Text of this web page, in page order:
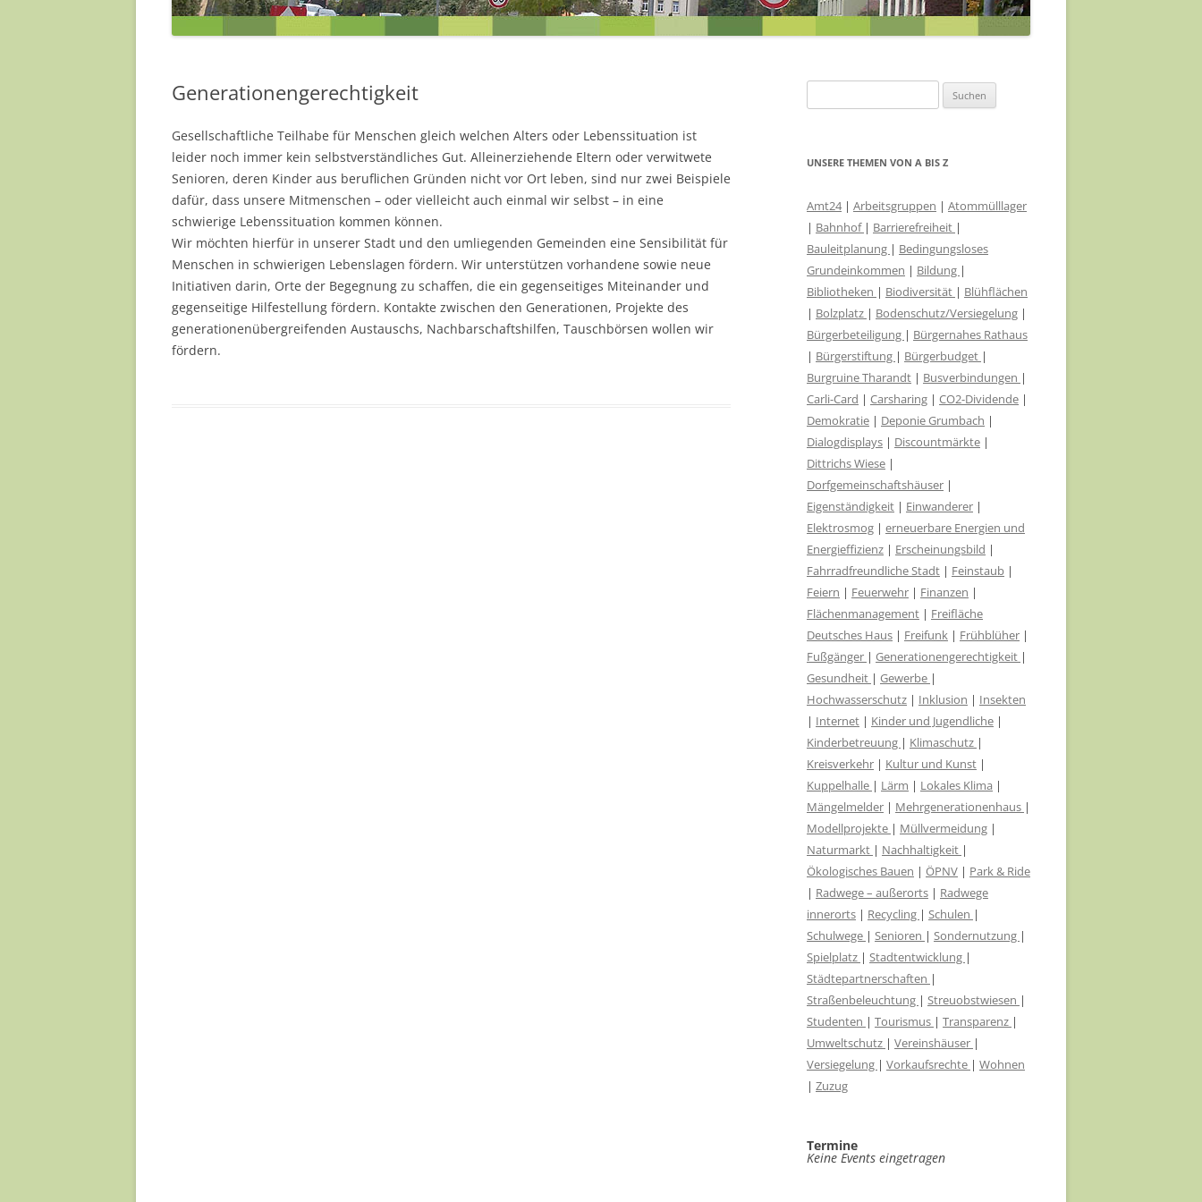
NADJA MÜLLER
PAULA SINAPIUS
REA SCHNEIDER
YVONNE BARTELD
… UND EINIGE MEHR
UNSERE ZIELE FÜR DIE ORTSTEILE
EINEN BLICK
ABWASSERKONZEPT
FÖRDERGERSDORF
SACHKUNDIGE FÜR KLIMASCHUTZ
EHRENNADEL FÜR UKRAINEHILFE
THARANDT
MEHR TRANSPARENZ
STADTRATSSITZUNGEN IM
ERBGERICHT
ÖKOSTROM FÜR THARANDT
RATSINFORMATIONSSYSTEM FÜR
ORTSCHAFTSRÄTE
THARANDT – STADTGRÜN OHNE
GIFT
AMTSBLATT IN JEDEN
BRIEFKASTEN
UNTERNEHMERISCHE
VERANTWORTUNG WAHRNEHMEN
NUTZUNG KOMMUNALER
DACHFLÄCHEN FÜR BÜRGER-
SOLARSTROMANLAGEN
FAIRE BLUMEN BEI EHRUNGEN
ABWASSER FÖRDERGERSDORF
RADVERKEHRSKONZEPT
Generationengerechtigkeit
Gesellschaftliche Teilhabe für Menschen gleich welchen Alters oder Lebenssituation ist
leider noch immer kein selbstverständliches Gut. Alleinerziehende Eltern oder verwitwete
Senioren, deren Kinder aus beruflichen Gründen nicht vor Ort leben, sind nur zwei Beispiele
dafür, dass unsere Mitmenschen – oder vielleicht auch einmal wir selbst – in eine
schwierige Lebenssituation kommen können.
Wir möchten hierfür in unserer Stadt und den umliegenden Gemeinden eine Sensibilität für
Menschen in schwierigen Lebenslagen fördern. Wir unterstützen vorhandene sowie neue
Initiativen darin, Orte der Begegnung zu schaffen, die ein gegenseitiges Miteinander und
gegenseitige Hilfestellung fördern. Kontakte zwischen den Generationen, Projekte des
generationenübergreifenden Austauschs, Nachbarschaftshilfen, Tauschbörsen wollen wir
fördern.
nach:
UNSERE THEMEN VON A BIS Z
Amt24| Arbeitsgruppen | Atommülllager
| Bahnhof | Barrierefreiheit |
Bauleitplanung | Bedingungsloses
Grundeinkommen | Bildung |
Bibliotheken | Biodiversität | Blühflächen
| Bolzplatz | Bodenschutz/Versiegelung |
Bürgerbeteiligung | Bürgernahes Rathaus
| Bürgerstiftung | Bürgerbudget |
Burgruine Tharandt | Busverbindungen |
Carli-Card | Carsharing | CO2-Dividende |
Demokratie | Deponie Grumbach |
Dialogdisplays | Discountmärkte |
Dittrichs Wiese |
Dorfgemeinschaftshäuser |
Eigenständigkeit | Einwanderer |
Elektrosmog | erneuerbare Energien und
Energieffizienz | Erscheinungsbild |
Fahrradfreundliche Stadt | Feinstaub |
Feiern | Feuerwehr | Finanzen |
Flächenmanagement | Freifläche
Deutsches Haus | Freifunk | Frühblüher |
Fußgänger | Generationengerechtigkeit |
Gesundheit | Gewerbe |
Hochwasserschutz | Inklusion | Insekten
| Internet | Kinder und Jugendliche |
Kinderbetreuung | Klimaschutz |
Kreisverkehr | Kultur und Kunst |
Kuppelhalle | Lärm | Lokales Klima |
Mängelmelder | Mehrgenerationenhaus |
Modellprojekte | Müllvermeidung |
Naturmarkt | Nachhaltigkeit |
Ökologisches Bauen | ÖPNV | Park & Ride
| Radwege – außerorts | Radwege
innerorts | Recycling | Schulen |
Schulwege | Senioren | Sondernutzung |
Spielplatz | Stadtentwicklung |
Städtepartnerschaften |
Straßenbeleuchtung | Streuobstwiesen |
Studenten | Tourismus | Transparenz |
Umweltschutz | Vereinshäuser |
Versiegelung | Vorkaufsrechte | Wohnen
| Zuzug
Termine
Keine Events eingetragen